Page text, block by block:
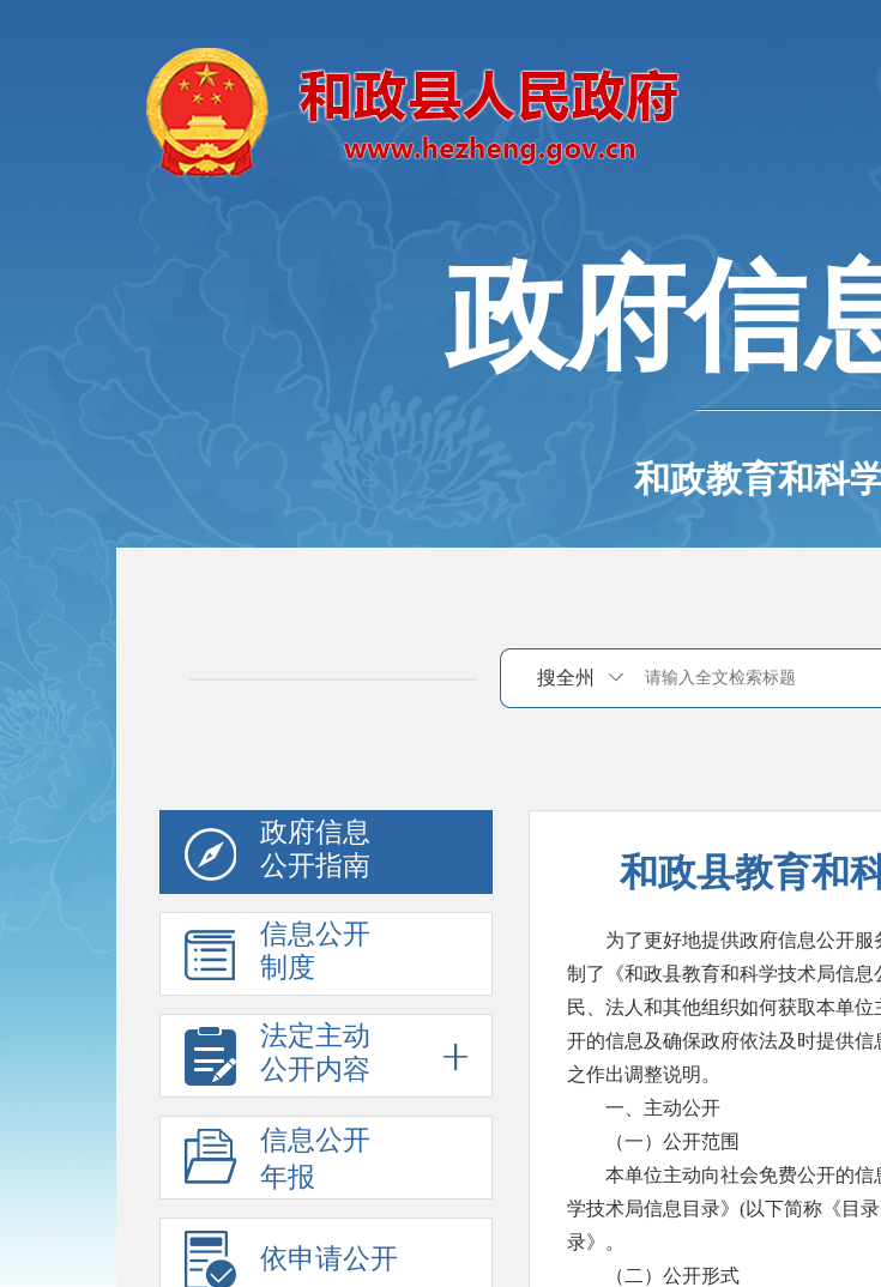
政府信
搜全州
政府信息
公开指南
信息公开
制度
法定主动
公开内容
信息公开
年报
依申请公开
和政县教育和
为了更好地提供政府信息公开
制了《和政县教育和科学技术局信
民、法人和其他组织如何获取本单
开的信息及确保政府依法及时提供
之作出调整说明。
一、 主动公开
（一）公开范围
本单位主动向社会免费公开的
学技术局信息目录》(以下简称《目
录》。
（二）公开形式
和政教育和科